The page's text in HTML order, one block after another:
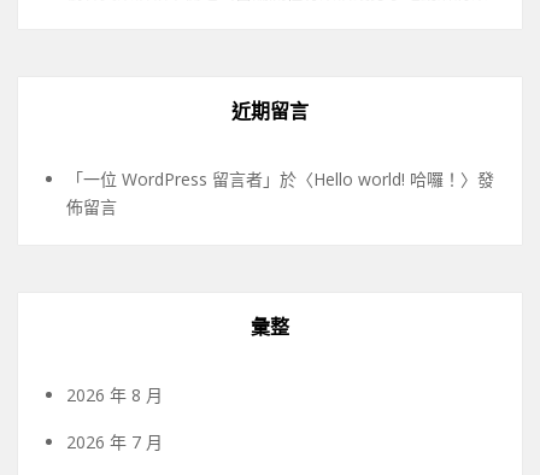
近期留言
「一位 WordPress 留言者 」於〈Hello world! 哈囉！ 〉發
佈留言
彙整
2026 年 8 月
2026 年 7 月